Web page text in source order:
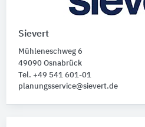
Technische Funktionen
Bitte auswählen
Sievert
Mühleneschweg 6
49090 Osnabrück
Tel. +49 541 601-01
planungsservice@sievert.de